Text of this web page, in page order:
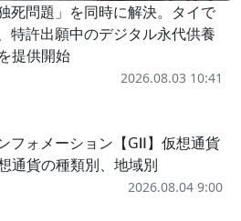
死問題」を同時に解決。タイで
特許出願中のデジタル永代供養
提供開始
2026.08.03 10:41
フォメーション【GⅡ】仮想通貨
通貨の種類別、地域別
2026.08.04 9:00